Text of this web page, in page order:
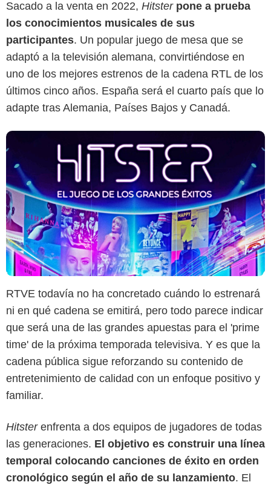
Sacado a la venta en 2022, Hitster pone a prueba
los conocimientos musicales de sus
participantes. Un popular juego de mesa que se
adaptó a la televisión alemana, convirtiéndose en
uno de los mejores estrenos de la cadena RTL de los
últimos cinco años. España será el cuarto país que lo
adapte tras Alemania, Países Bajos y Canadá.
RTVE todavía no ha concretado cuándo lo estrenará
ni en qué cadena se emitirá, pero todo parece indicar
que será una de las grandes apuestas para el 'prime
time' de la próxima temporada televisiva. Y es que la
cadena pública sigue reforzando su contenido de
entretenimiento de calidad con un enfoque positivo y
familiar.
Hitster enfrenta a dos equipos de jugadores de todas
las generaciones. El objetivo es construir una línea
temporal colocando canciones de éxito en orden
cronológico según el año de su lanzamiento. El